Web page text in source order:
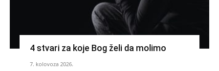
4 stvari za koje Bog želi da molimo
7. kolovoza 2026.